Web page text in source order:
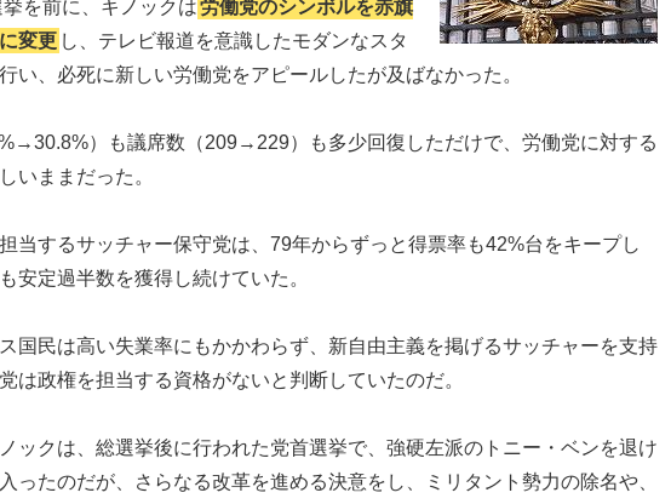
を前に、キノックは労働党のシンボルを赤旗
変更 し、テレビ報道を意識したモダンなスタ
い、必死に新しい労働党をアピールしたが及ばなかった。
）も議席数（209→229）も多少回復しただけで、労働党に対する
いままだった。
当するサッチャー保守党は、79年からずっと得票率も42%台をキープし
安定過半数を獲得し続けていた。
国民は高い失業率にもかかわらず、新自由主義を掲げるサッチャーを支持
は政権を担当する資格がないと判断していたのだ。
ックは、総選挙後に行われた党首選挙で、強硬左派のトニー・ベンを退け
ったのだが、さらなる改革を進める決意をし、ミリタント勢力の除名や、